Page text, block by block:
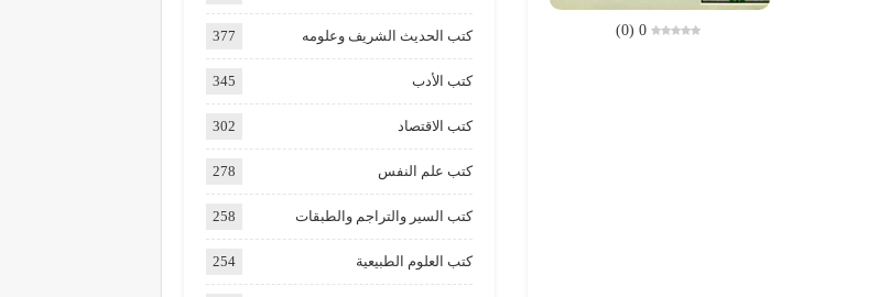
0
(
0
) كتب الحديث الشريف وعلومه 377
كتب الأدب 345
كتب الاقتصاد 302
كتب علم النفس 278
كتب السير والتراجم والطبقات 258
كتب العلوم الطبيعية 254